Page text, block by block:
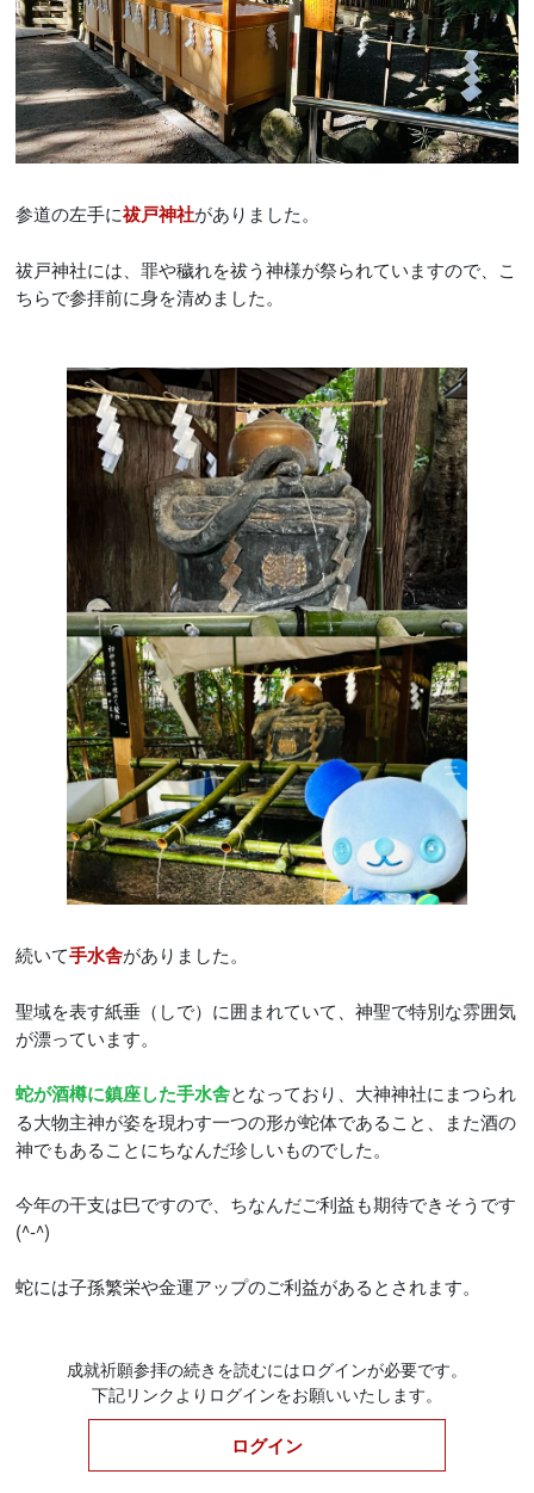
参道の左手に祓戸神社がありました。
祓戸神社には、罪や穢れを祓う神様が祭られていますので、こ
ちらで参拝前に身を清めました。
続いて手水舎がありました。
聖域を表す紙垂（しで）に囲まれていて、神聖で特別な雰囲気
が漂っています。
蛇が酒樽に鎮座した手水舎となっており、大神神社にまつられ
る大物主神が姿を現わす一つの形が蛇体であること、また酒の
神でもあることにちなんだ珍しいものでした。
今年の干支は巳ですので、ちなんだご利益も期待できそうです
(^-^)
蛇には子孫繁栄や金運アップのご利益があるとされます。
成就祈願参拝の続きを読むにはログインが必要です。
下記リンクよりログインをお願いいたします。
ログイン